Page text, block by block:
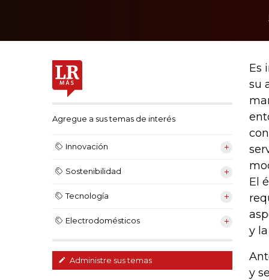
Agregue a sus temas de interés
Innovación
Sostenibilidad
Tecnología
Electrodomésticos
Administre sus temas
Es
su
El
y
y